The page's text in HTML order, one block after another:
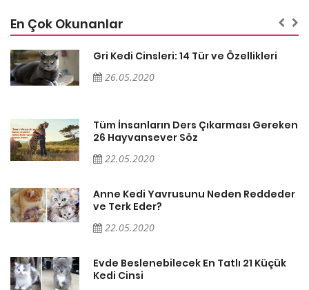
En Çok Okunanlar
Gri Kedi Cinsleri: 14 Tür ve Özellikleri
26.05.2020
Tüm İnsanların Ders Çıkarması Gereken
26 Hayvansever Söz
22.05.2020
Anne Kedi Yavrusunu Neden Reddeder
ve Terk Eder?
22.05.2020
Evde Beslenebilecek En Tatlı 21 Küçük
Kedi Cinsi